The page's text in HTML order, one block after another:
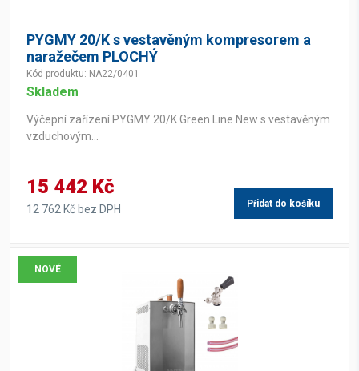
PYGMY 20/K s vestavěným kompresorem a
naražečem PLOCHÝ
Kód produktu: NA22/0401
Skladem
Výčepní zařízení PYGMY 20/K Green Line New s vestavěným
vzduchovým...
15 442 Kč
12 762 Kč bez DPH Přidat do košíku
NOVÉ